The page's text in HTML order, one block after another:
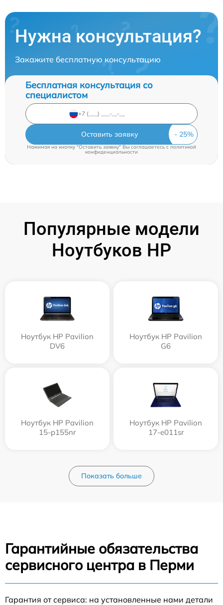
Нужна консультация?
Закажите бесплатную консультацию
Бесплатная консультация со
специалистом
Оставить заявку
Нажимая на кнопку "Оставить заявку" Вы соглашаетесь cполитикой
конфиденциальности
Популярные модели
Ноутбуков HP
Ноутбук HP Pavilion
DV6
Ноутбук HP Pavilion
G6
Ноутбук HP Pavilion
15-p155nr
Ноутбук HP Pavilion
17-e011sr
Показать больше
Гарантийные обязательства
сервисного центра в Перми
Гарантия от сервиса: на установленные нами детали